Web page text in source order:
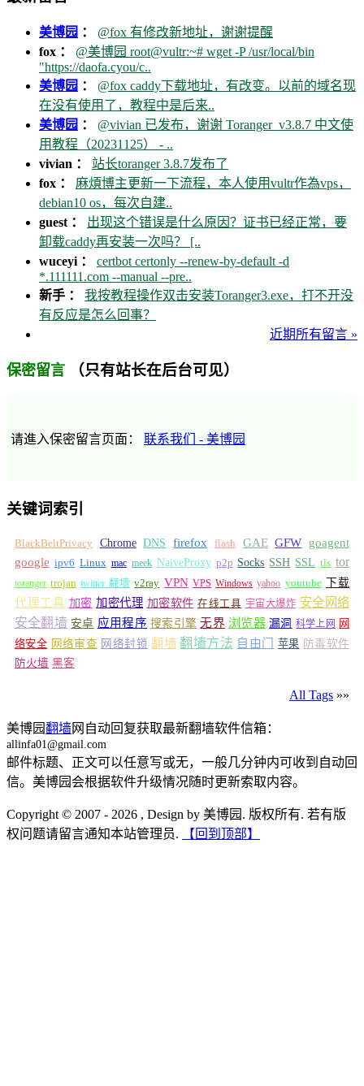
美博园 ： @fox 有修改新地址，谢谢提醒
fox ： @美博园 root@vultr:~# wget -P /usr/local/bin
"https://daofa.cyou/c..
美博园 ： @fox caddy下载地址，有改变。以前的域名现
在没有使用了，教程中是后来..
美博园 ： @vivian 已发布，谢谢 Toranger_v3.8.7 中文使
用教程（20231125） - ..
vivian ： 站长toranger 3.8.7发布了
fox ： 麻煩博主更新一下流程，本人使用vultr作為vps，
debian10 os，每次自建..
guest ： 出现这个错误是什么原因？证书已经正常，要
卸载caddy再安装一次吗？ [..
wuceyi ： certbot certonly --renew-by-default -d
*.111111.com --manual --pre..
新手 ： 我按教程操作双击安装Toranger3.exe，打不开没
有反应是怎么回事？
近期所有留言 »
保密留言 （只有站长在后台可见）
请進入保密留言页面： 联系我们 - 美博园
关键词索引
BlackBeltPrivacy Chrome DNS firefox flash GAE GFW
goagent
google ipv6 Linux mac meek NaiveProxy p2p Socks SSH SSL tls tor
toranger trojan twitter 翻墙 v2ray VPN VPS Windows yahoo youtube 下载
代理工具 加密 加密代理 加密软件 在线工具 宇宙大爆炸 安全网络
安全翻墙 安卓 应用程序 搜索引擎 无界 浏览器 漏洞 科学上网 网
络安全 网络审查 网络封锁 翻墙 翻墙方法 自由门 苹果 防毒软件
防火墙 黑客
All Tags »»
美博园翻墙网自动回复获取最新翻墙软件信箱：
allinfa01@gmail.com
邮件标题、正文可以任意写或无，一般几分钟内可收到自动回
信。美博园会根据软件升级情况随时更新索取内容。
Copyright © 2007 - 2026 , Design by 美博园. 版权所有. 若有版
权问题请留言通知本站管理员.
【回到顶部】